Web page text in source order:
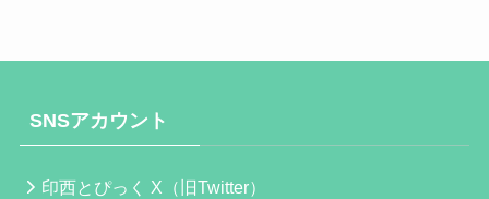
SNSアカウント
印西とぴっく X（旧Twitter）